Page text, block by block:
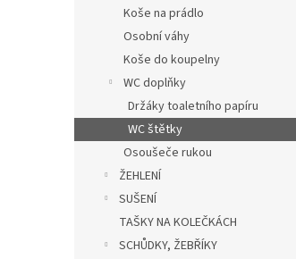
Koše na prádlo
Osobní váhy
Koše do koupelny
WC doplňky
Držáky toaletního papíru
WC štětky
Osoušeče rukou
ŽEHLENÍ
SUŠENÍ
TAŠKY NA KOLEČKÁCH
SCHŮDKY, ŽEBŘÍKY